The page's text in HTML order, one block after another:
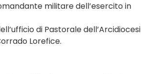
militare dell’esercito in
di Pastorale dell’Arcidiocesi
Lorefice.